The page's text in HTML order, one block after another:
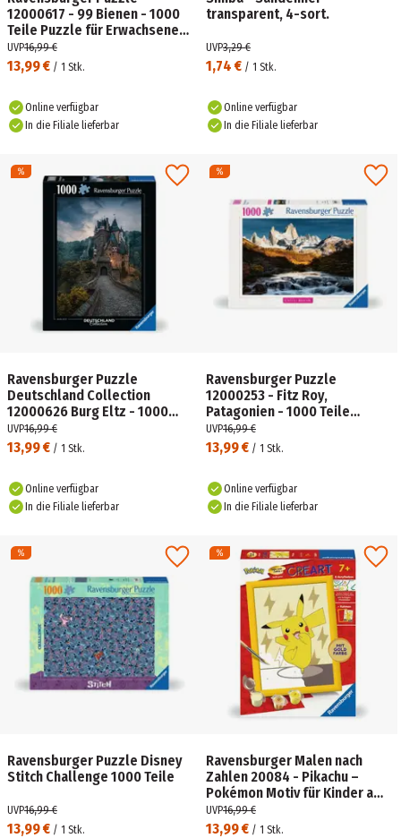
12000617 - 99 Bienen - 1000
Teile Puzzle für Erwachsene
ab 14 Jahren
13,99 € / 1 Stk.
UVP16,99 €
Online verfügbar
In die Filiale lieferbar
transparent, 4-sort.
1,74 € / 1 Stk.
UVP3,29 €
Online verfügbar
In die Filiale lieferbar
Ravensburger Puzzle
Deutschland Collection
12000626 Burg Eltz - 1000
Teile Puzzle für Erwachsene
und Kinder ab 14 Jahren
13,99 € / 1 Stk.
UVP16,99 €
Online verfügbar
In die Filiale lieferbar
Ravensburger Puzzle
12000253 - Fitz Roy,
Patagonien - 1000 Teile
Puzzle, Beautiful Mountains
Kollektion, ab 14 Jahren
13,99 € / 1 Stk.
UVP16,99 €
Online verfügbar
In die Filiale lieferbar
Ravensburger Puzzle Disney
Stitch Challenge 1000 Teile
13,99 € / 1 Stk.
UVP16,99 €
Ravensburger Malen nach
Zahlen 20084 - Pikachu –
Pokémon Motiv für Kinder ab
7 Jahren
13,99 € / 1 Stk.
UVP16,99 €